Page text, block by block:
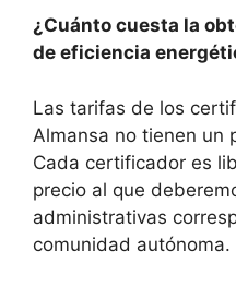
¿Cuánto cuesta la
de eficiencia
Las tarifas de los
Almansa no tienen un
Cada certificador es
precio al que
administrativas
comunidad autónoma.